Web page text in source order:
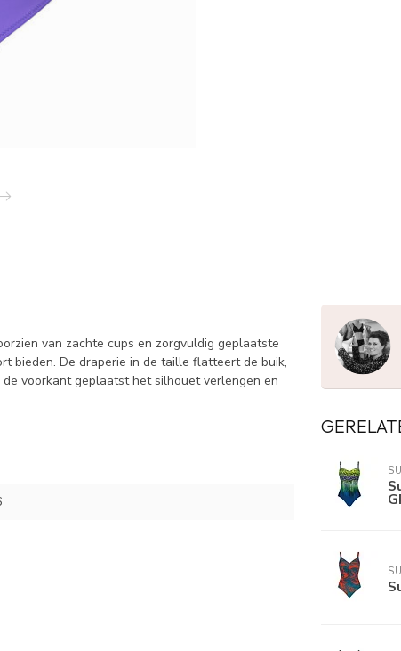
van zachte cups en zorgvuldig geplaatste
bieden. De draperie in de taille flatteert de buik,
voorkant geplaatst het silhouet verlengen en